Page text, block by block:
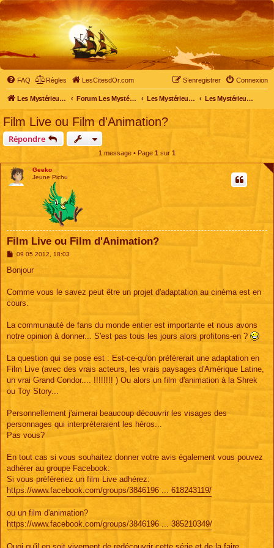
FAQ Règles LesCitesdOr.com Connexion
S’enregistrer
Les Mystérieuses Cités d'Or - LesCitesdOr.com Forum Les Mystérieuses Cités d'Or Les Mystérieuses Cités d'Or Les Mystérieuses Cités d'Or : le film
Film Live ou Film d'Animation?
Répondre
1 message • Page 1 sur 1
Geeko
Jeune Pichu
Film Live ou Film d'Animation?
M
s
g
09 05 2012, 18:03
Bonjour
Comme vous le savez peut être un projet d'adaptation au cinéma est en
cours.
La communauté de fans du monde entier est importante et nous avons
notre opinion à donner... S'est pas tous les jours alors profitons-en ?
La question qui se pose est : Est-ce-qu'on préfèrerait une adaptation en
Film Live (avec des vrais acteurs, les vrais paysages d'Amérique Latine,
un vrai Grand Condor.... !!!!!!!! ) Ou alors un film d'animation à la Shrek
ou Toy Story...
Personnellement j'aimerai beaucoup découvrir les visages des
personnages qui interpréteraient les héros...
Pas vous?
En tout cas si vous souhaitez donner votre avis également vous pouvez
adhérer au groupe Facebook:
Si vous préféreriez un film Live adhérez:
https://www.facebook.com/groups/3846196 ... 618243119/
ou un film d'animation?
https://www.facebook.com/groups/3846196 ... 385210349/